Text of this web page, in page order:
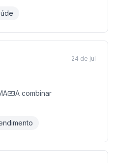
A combinar
24 de jul